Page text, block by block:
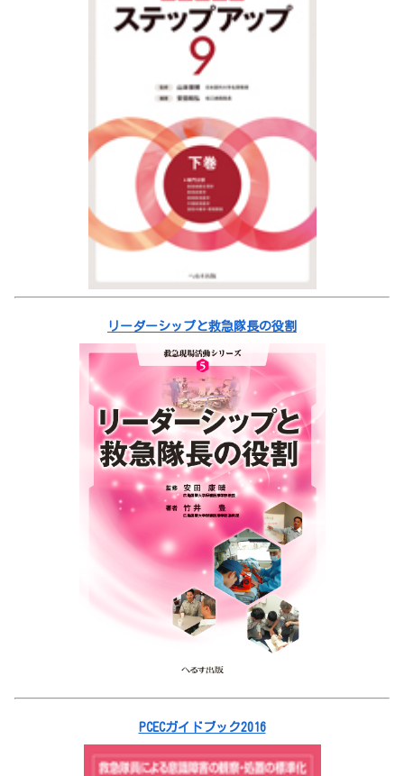
リーダーシップと救急隊長の役割
PCECガイドブック2016